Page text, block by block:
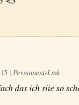
| Permanent-Link
das ich siie so